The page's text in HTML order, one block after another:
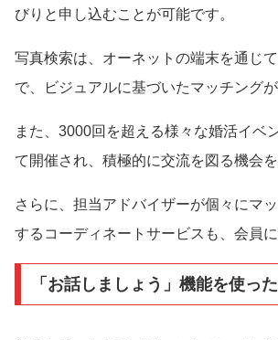
びりと申し込むことが可能です。
写真検索は、オーネットの端末を通じ
で、ビジュアルに基づいたマッチングが
また、3000回を超える様々な婚活イベ
て開催され、積極的に交流を図る機会を
さらに、担当アドバイザーが個々にマ
するコーディネートサービスも、会員に
「お話しましょう」機能を使っ